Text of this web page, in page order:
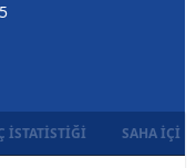
İSTATISTIĞI SAHA İÇI